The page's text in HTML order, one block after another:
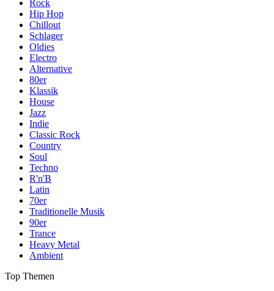
Rock
Hip Hop
Chillout
Schlager
Oldies
Electro
Alternative
80er
Klassik
House
Jazz
Indie
Classic Rock
Country
Soul
Techno
R'n'B
Latin
70er
Traditionelle Musik
90er
Trance
Heavy Metal
Ambient
Top Themen